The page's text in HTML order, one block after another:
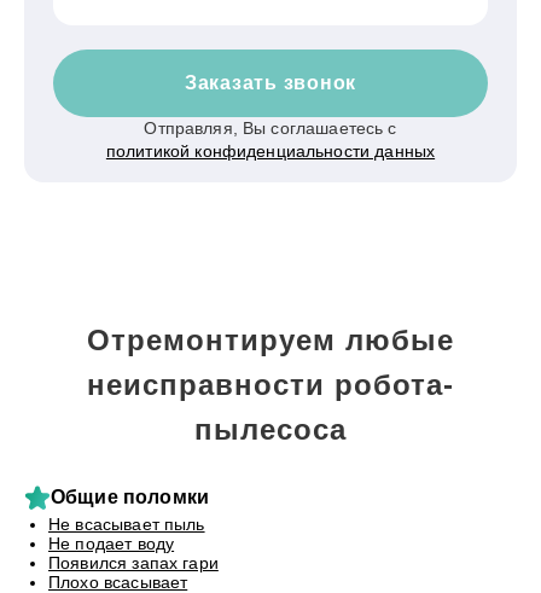
Заказать звонок
Отправляя, Вы соглашаетесь с
политикой конфиденциальности данных
Отремонтируем любые
неисправности робота-
пылесоса
Общие поломки
Не всасывает пыль
Не подает воду
Появился запах гари
Плохо всасывает